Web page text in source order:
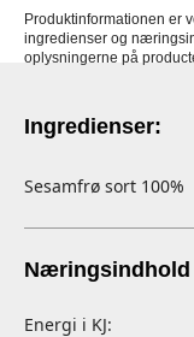
Produktinformationen er
ingredienser og
oplysningerne på
Ingredienser:
Sesamfrø sort 100%
Næringsindhold
Energi i KJ: